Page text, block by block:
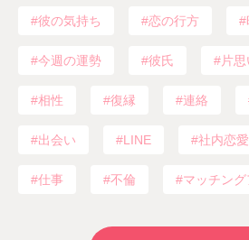
彼の気持ち 恋の行方
今週の運勢 彼氏 片思
相性 復縁 連絡
出会い LINE 社内恋愛
仕事 不倫 マッチング